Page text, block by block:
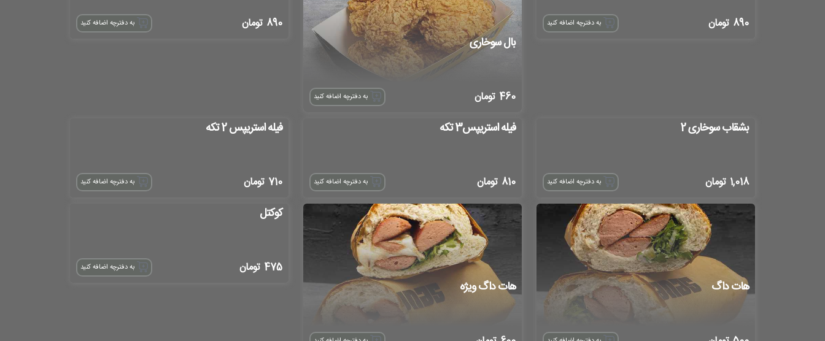
890 تومان به دفترچه اضافه کنید
بال سوخاری
460 تومان به دفترچه اضافه کنید
890 تومان به دفترچه اضافه کنید
بشقاب سوخاری 2
1,018 تومان به دفترچه اضافه کنید
فیله استریپس3 تکه
810 تومان به دفترچه اضافه کنید
فیله استریپس 2 تکه
710 تومان به دفترچه اضافه کنید
هات داگ هات داگ ویژه
کوکتل
475 تومان به دفترچه اضافه کنید